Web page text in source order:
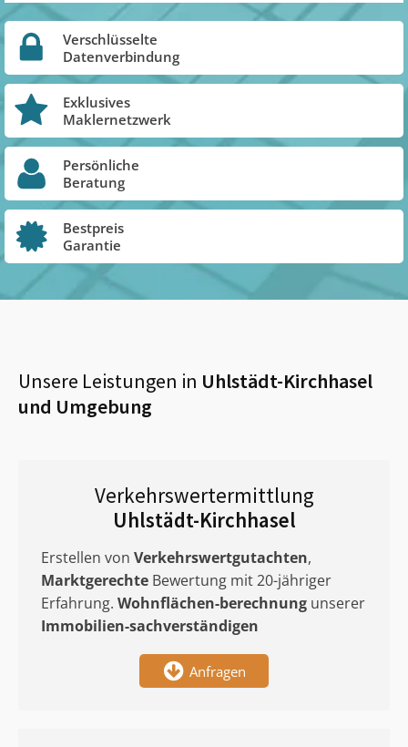
Verschlüsselte
Datenverbindung
Exklusives
Maklernetzwerk
Persönliche
Beratung
Bestpreis
Garantie
Unsere Leistungen in Uhlstädt-Kirchhasel
und Umgebung
Verkehrswertermittlung
Uhlstädt-Kirchhasel
Erstellen von Verkehrswertgutachten,
Marktgerechte Bewertung mit 20-jähriger
Erfahrung. Wohnflächen-berechnung unserer
Immobilien-sachverständigen
Anfragen